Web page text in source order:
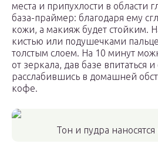
места и припухлости в области
база-праймер: благодаря ему
кожи, а макияж будет стойким.
кистью или подушечками
толстым слоем. На 10 минут
от зеркала, дав базе впитаться и
расслабившись в домашней
кофе.
Тон и пудра